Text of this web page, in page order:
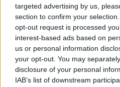
targeted advertising by us,
section to confirm your
opt-out request is processed
interest-based ads based on
us or personal information
your opt-out. You may
disclosure of your personal
IAB’s list of downstream